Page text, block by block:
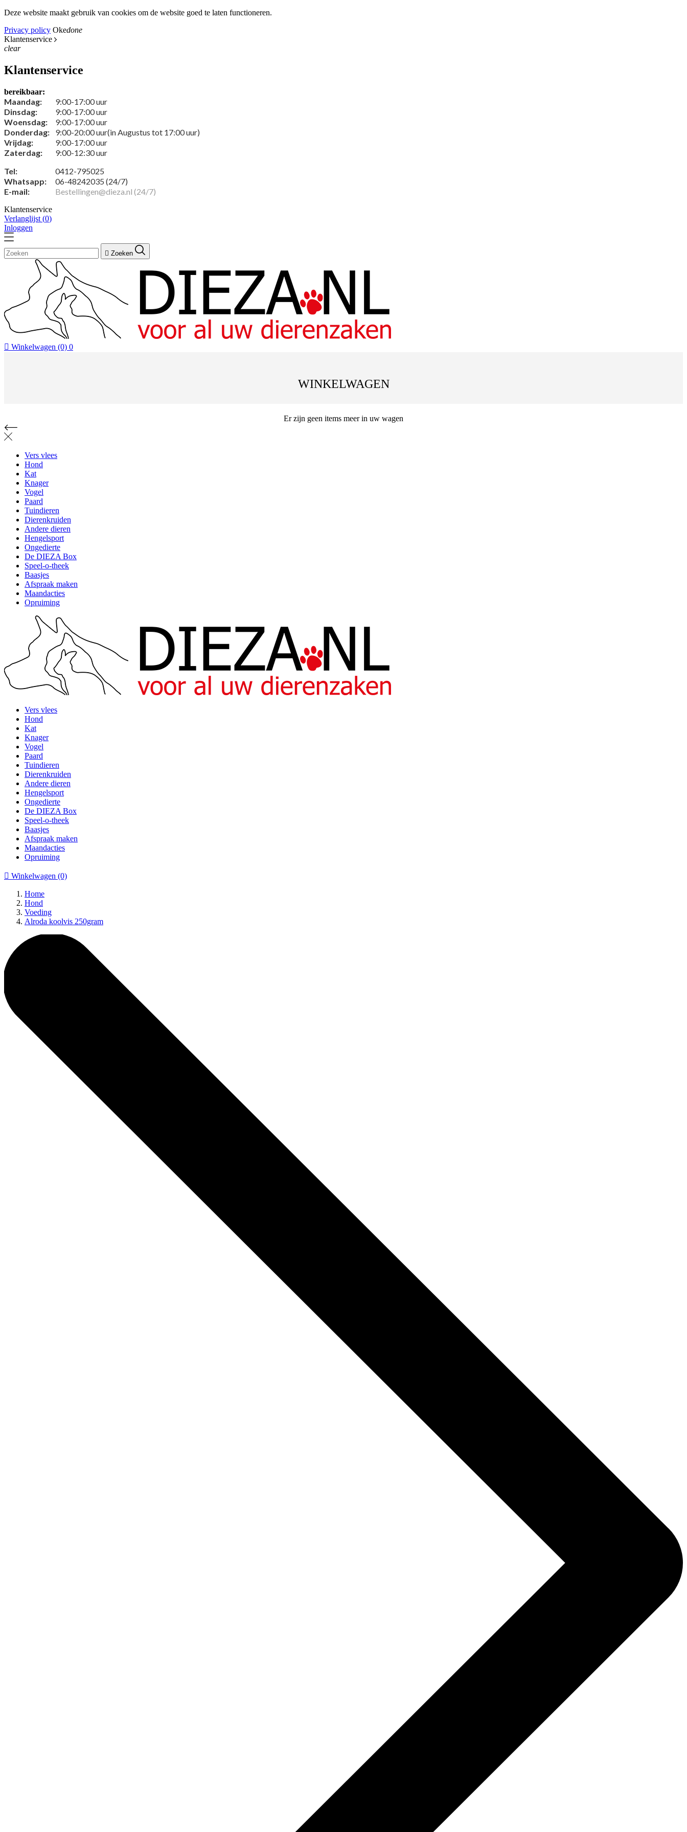
Deze website maakt gebruik van cookies om de website goed te laten functioneren.
Privacy policy Okedone
Klantenservice
clear
Klantenservice
bereikbaar:
Maandag:
9:00-17:00 uur
Dinsdag:
9:00-17:00 uur
Woensdag:
9:00-17:00 uur
Donderdag:
9:00-20:00 uur(in Augustus tot 17:00 uur)
Vrijdag:
9:00-17:00 uur
Zaterdag:
9:00-12:30 uur
Tel:
0412-795025
Whatsapp:
06-48242035 (24/7)
E-mail:
Bestellingen@dieza.nl (24/7)
Klantenservice
Verlanglijst (0)
Inloggen
 Zoeken
 Winkelwagen (0) 0
WINKELWAGEN
Er zijn geen items meer in uw wagen
Vers vlees
Hond
Kat
Knager
Vogel
Paard
Tuindieren
Dierenkruiden
Andere dieren
Hengelsport
Ongedierte
De DIEZA Box
Speel-o-theek
Baasjes
Afspraak maken
Maandacties
Opruiming
Vers vlees
Hond
Kat
Knager
Vogel
Paard
Tuindieren
Dierenkruiden
Andere dieren
Hengelsport
Ongedierte
De DIEZA Box
Speel-o-theek
Baasjes
Afspraak maken
Maandacties
Opruiming
 Winkelwagen (0)
Home
Hond
Voeding
Alroda koolvis 250gram